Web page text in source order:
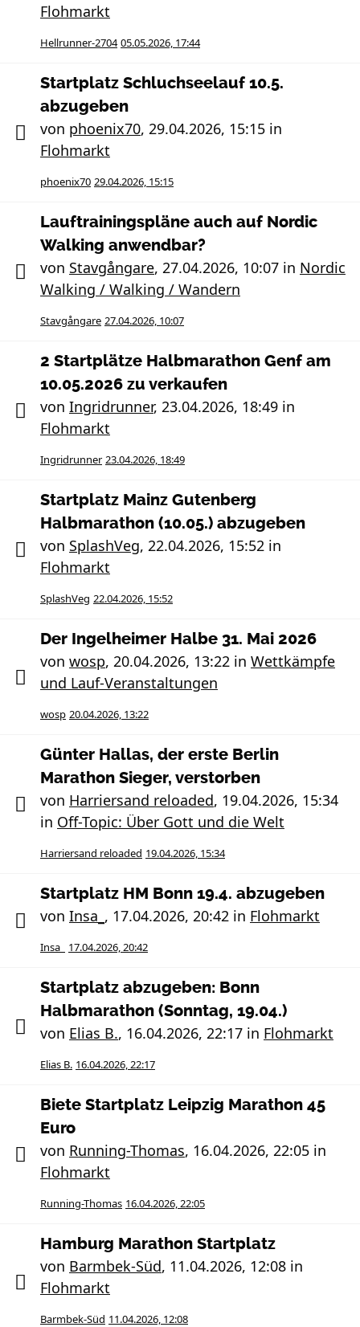
Flohmarkt
Hellrunner-2704 05.05.2026, 17:44
Startplatz Schluchseelauf 10.5.
abzugeben
von phoenix70, 29.04.2026, 15:15 in
Flohmarkt
phoenix70 29.04.2026, 15:15
Lauftrainingspläne auch auf Nordic
Walking anwendbar?
von Stavgångare, 27.04.2026, 10:07 in Nordic
Walking / Walking / Wandern
Stavgångare 27.04.2026, 10:07
2 Startplätze Halbmarathon Genf am
10.05.2026 zu verkaufen
von Ingridrunner, 23.04.2026, 18:49 in
Flohmarkt
Ingridrunner 23.04.2026, 18:49
Startplatz Mainz Gutenberg
Halbmarathon (10.05.) abzugeben
von SplashVeg, 22.04.2026, 15:52 in
Flohmarkt
SplashVeg 22.04.2026, 15:52
Der Ingelheimer Halbe 31. Mai 2026
von wosp, 20.04.2026, 13:22 in Wettkämpfe
und Lauf-Veranstaltungen
wosp 20.04.2026, 13:22
Günter Hallas, der erste Berlin
Marathon Sieger, verstorben
von Harriersand reloaded, 19.04.2026, 15:34
in Off-Topic: Über Gott und die Welt
Harriersand reloaded 19.04.2026, 15:34
Startplatz HM Bonn 19.4. abzugeben
von Insa_ , 17.04.2026, 20:42 in Flohmarkt
Insa_ 17.04.2026, 20:42
Startplatz abzugeben: Bonn
Halbmarathon (Sonntag, 19.04.)
von Elias B., 16.04.2026, 22:17 in Flohmarkt
Elias B. 16.04.2026, 22:17
Biete Startplatz Leipzig Marathon 45
Euro
von Running-Thomas, 16.04.2026, 22:05 in
Flohmarkt
Running-Thomas 16.04.2026, 22:05
Hamburg Marathon Startplatz
von Barmbek-Süd, 11.04.2026, 12:08 in
Flohmarkt
Barmbek-Süd 11.04.2026, 12:08